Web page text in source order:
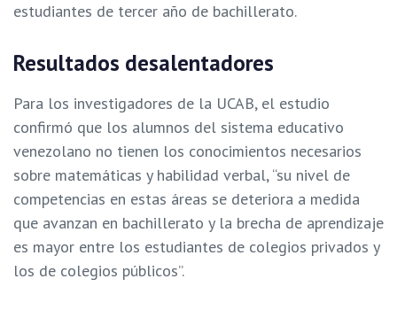
estudiantes de tercer año de bachillerato.
Resultados desalentadores
Para los investigadores de la UCAB, el estudio
confirmó que los alumnos del sistema educativo
venezolano no tienen los conocimientos necesarios
sobre matemáticas y habilidad verbal, “su nivel de
competencias en estas áreas se deteriora a medida
que avanzan en bachillerato y la brecha de aprendizaje
es mayor entre los estudiantes de colegios privados y
los de colegios públicos”.